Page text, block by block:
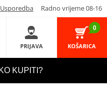
Usporedba Radno vrijeme 08-16
PRIJAVA
0
KOŠARICA
KUPITI?